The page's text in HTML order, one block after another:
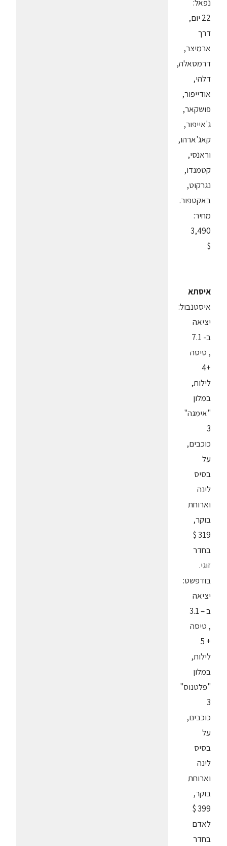
נפאל:
22 יום,
דרך
ארמיצר,
דרמסאלה,
דלהי,
אודייפור,
פושקאר,
ג'אייפור,
קאג'ארהו,
וראנסי,
קטמנדו,
נגרקוט,
באקטפור.
מחיר:
3,490
$
איסתא
איסטנבול:
יציאה
ב- 7.1
, טיסה
+4
לילות,
במלון
"אימגה"
3
כוכבים,
על
בסיס
לינה
וארוחת
בוקר,
319 $
בחדר
זוגי.
בודפשט:
יציאה
ב – 3.1
, טיסה
+ 5
לילות,
במלון
"פלטנוס"
3
כוכבים,
על
בסיס
לינה
וארוחת
בוקר,
399 $
לאדם
בחדר